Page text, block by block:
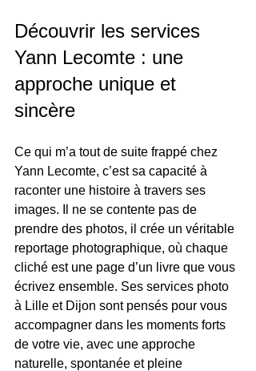
Découvrir les services
Yann Lecomte : une
approche unique et
sincère
Ce qui m’a tout de suite frappé chez
Yann Lecomte, c’est sa capacité à
raconter une histoire à travers ses
images. Il ne se contente pas de
prendre des photos, il crée un véritable
reportage photographique, où chaque
cliché est une page d’un livre que vous
écrivez ensemble. Ses services photo
à Lille et Dijon sont pensés pour vous
accompagner dans les moments forts
de votre vie, avec une approche
naturelle, spontanée et pleine